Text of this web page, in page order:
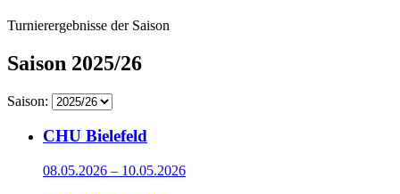
Turnierergebnisse der Saison
Saison 2025/26
Saison:
CHU Bielefeld
08.05.2026 – 10.05.2026